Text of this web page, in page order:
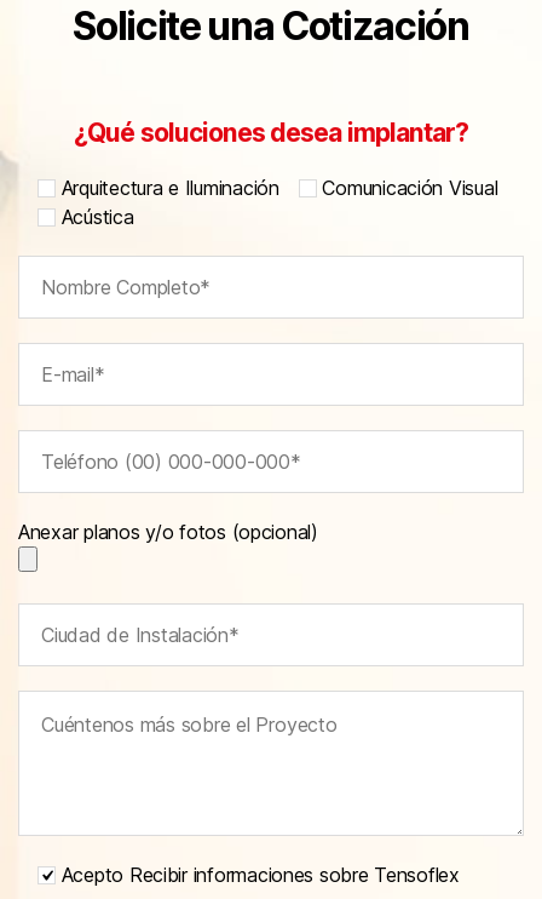
Solicite una Cotización
¿Qué soluciones desea implantar?
Arquitectura e Iluminación
Comunicación Visual
Acústica
Anexar planos y/o fotos (opcional)
Acepto Recibir informaciones sobre Tensoflex